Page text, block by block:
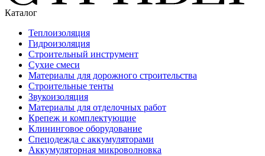
Каталог
Теплоизоляция
Гидроизоляция
Строительный инструмент
Сухие смеси
Материалы для дорожного строительства
Строительные тенты
Звукоизоляция
Материалы для отделочных работ
Крепеж и комплектующие
Клининговое оборудование
Спецодежда с аккумуляторами
Аккумуляторная микроволновка